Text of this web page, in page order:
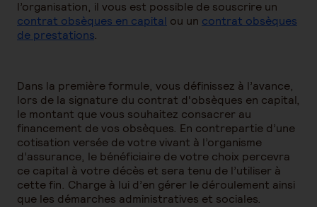
l’organisation, il vous est possible de souscrire un
contrat obsèques en capital ou un contrat obsèques
de prestations.
Dans la première formule, vous définissez à l’avance,
lors de la signature du contrat d'obsèques en capital,
le montant que vous souhaitez consacrer au
financement de vos obsèques. En contrepartie d’une
cotisation versée de votre vivant à l’organisme
d’assurance, le bénéficiaire de votre choix percevra
ce capital à votre décès et sera tenu de l’utiliser à
cette fin. Charge à lui d’en gérer le déroulement ainsi
que les démarches administratives et sociales.